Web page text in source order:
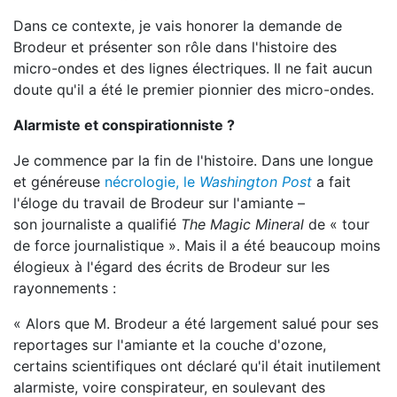
Dans ce contexte, je vais honorer la demande de
Brodeur et présenter son rôle dans l'histoire des
micro-ondes et des lignes électriques. Il ne fait aucun
doute qu'il a été le premier pionnier des micro-ondes.
Alarmiste et conspirationniste ?
Je commence par la fin de l'histoire. Dans une longue
et généreuse nécrologie, le Washington Post a fait
l'éloge du travail de Brodeur sur l'amiante –
son journaliste a qualifié The Magic Mineral de « tour
de force journalistique ». Mais il a été beaucoup moins
élogieux à l'égard des écrits de Brodeur sur les
rayonnements :
« Alors que M. Brodeur a été largement salué pour ses
reportages sur l'amiante et la couche d'ozone,
certains scientifiques ont déclaré qu'il était inutilement
alarmiste, voire conspirateur, en soulevant des